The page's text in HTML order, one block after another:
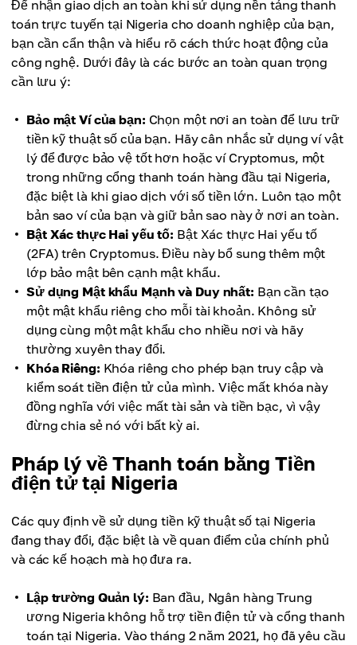
Để nhận giao dịch an toàn khi sử dụng nền tảng thanh
toán trực tuyến tại Nigeria cho doanh nghiệp của bạn,
bạn cần cẩn thận và hiểu rõ cách thức hoạt động của
công nghệ. Dưới đây là các bước an toàn quan trọng
cần lưu ý:
Bảo mật Ví của bạn: Chọn một nơi an toàn để lưu trữ
tiền kỹ thuật số của bạn. Hãy cân nhắc sử dụng ví vật
lý để được bảo vệ tốt hơn hoặc ví Cryptomus, một
trong những cổng thanh toán hàng đầu tại Nigeria,
đặc biệt là khi giao dịch với số tiền lớn. Luôn tạo một
bản sao ví của bạn và giữ bản sao này ở nơi an toàn.
Bật Xác thực Hai yếu tố: Bật Xác thực Hai yếu tố
(2FA) trên Cryptomus. Điều này bổ sung thêm một
lớp bảo mật bên cạnh mật khẩu.
Sử dụng Mật khẩu Mạnh và Duy nhất: Bạn cần tạo
một mật khẩu riêng cho mỗi tài khoản. Không sử
dụng cùng một mật khẩu cho nhiều nơi và hãy
thường xuyên thay đổi.
Khóa Riêng: Khóa riêng cho phép bạn truy cập và
kiểm soát tiền điện tử của mình. Việc mất khóa này
đồng nghĩa với việc mất tài sản và tiền bạc, vì vậy
đừng chia sẻ nó với bất kỳ ai.
Pháp lý về Thanh toán bằng Tiền
điện tử tại Nigeria
Các quy định về sử dụng tiền kỹ thuật số tại Nigeria
đang thay đổi, đặc biệt là về quan điểm của chính phủ
và các kế hoạch mà họ đưa ra.
Lập trường Quản lý: Ban đầu, Ngân hàng Trung
ương Nigeria không hỗ trợ tiền điện tử và cổng thanh
toán tại Nigeria. Vào tháng 2 năm 2021, họ đã yêu cầu